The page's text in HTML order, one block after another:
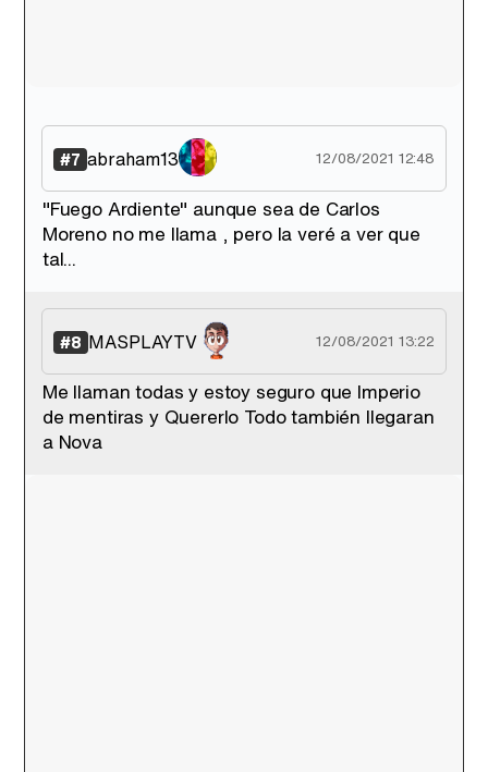
#7 abraham13 12/08/2021 12:48
"Fuego Ardiente" aunque sea de Carlos
Moreno no me llama , pero la veré a ver que
tal...
#8 MASPLAYTV 12/08/2021 13:22
Me llaman todas y estoy seguro que Imperio
de mentiras y Quererlo Todo también llegaran
a Nova